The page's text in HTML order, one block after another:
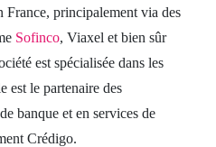
France, principalement via des
Sofinco, Viaxel et bien sûr
est spécialisée dans les
est le partenaire des
banque et en services de
Crédigo.